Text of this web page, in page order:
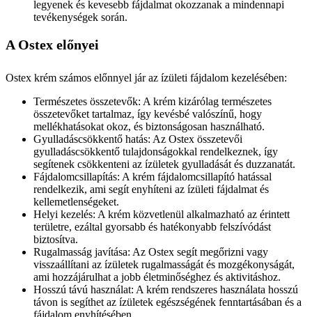
legyenek és kevesebb fájdalmat okozzanak a mindennapi
tevékenységek során.
A Ostex előnyei
Ostex krém számos előnnyel jár az ízületi fájdalom kezelésében:
Természetes összetevők: A krém kizárólag természetes
összetevőket tartalmaz, így kevésbé valószínű, hogy
mellékhatásokat okoz, és biztonságosan használható.
Gyulladáscsökkentő hatás: Az Ostex összetevői
gyulladáscsökkentő tulajdonságokkal rendelkeznek, így
segítenek csökkenteni az ízületek gyulladását és duzzanatát.
Fájdalomcsillapítás: A krém fájdalomcsillapító hatással
rendelkezik, ami segít enyhíteni az ízületi fájdalmat és
kellemetlenségeket.
Helyi kezelés: A krém közvetlenül alkalmazható az érintett
területre, ezáltal gyorsabb és hatékonyabb felszívódást
biztosítva.
Rugalmasság javítása: Az Ostex segít megőrizni vagy
visszaállítani az ízületek rugalmasságát és mozgékonyságát,
ami hozzájárulhat a jobb életminőséghez és aktivitáshoz.
Hosszú távú használat: A krém rendszeres használata hosszú
távon is segíthet az ízületek egészségének fenntartásában és a
fájdalom enyhítésében.